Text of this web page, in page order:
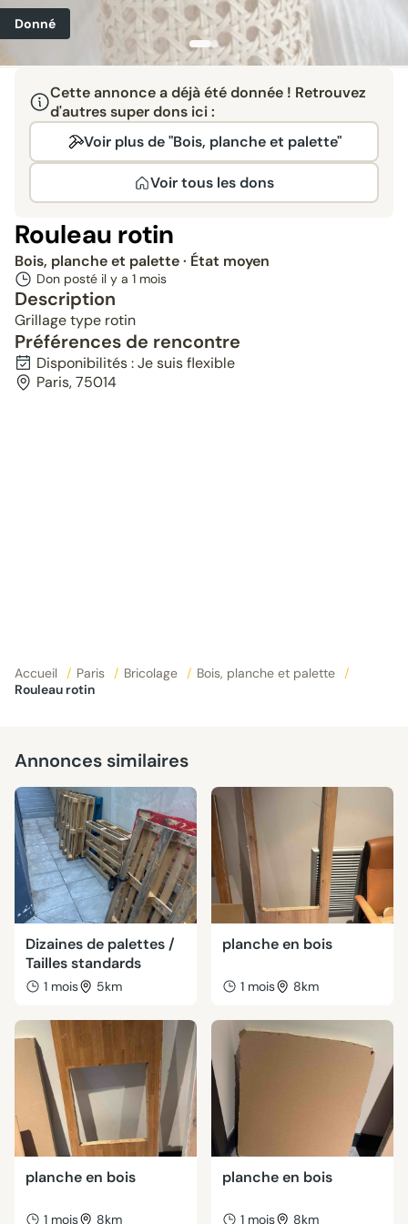
Donné
Cette annonce a déjà été donnée ! Retrouvez
d'autres super dons ici :
Voir plus de "Bois, planche et palette"
Voir tous les dons
Rouleau rotin
Bois, planche et palette· État moyen
Don posté il y a 1 mois
Description
Grillage type rotin
Préférences de rencontre
Disponibilités : Je suis flexible
Paris, 75014
Accueil / Paris / Bricolage / Bois, planche et palette
/
Rouleau rotin
Annonces similaires
Dizaines de palettes /
Tailles standards
1 mois 5km
planche en bois
1 mois 8km
planche en bois
1 mois 8km
planche en bois
1 mois 8km